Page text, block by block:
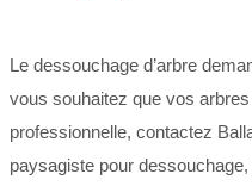
Le dessouchage d’arbre
vous souhaitez que vos
professionnelle, contactez
paysagiste pour